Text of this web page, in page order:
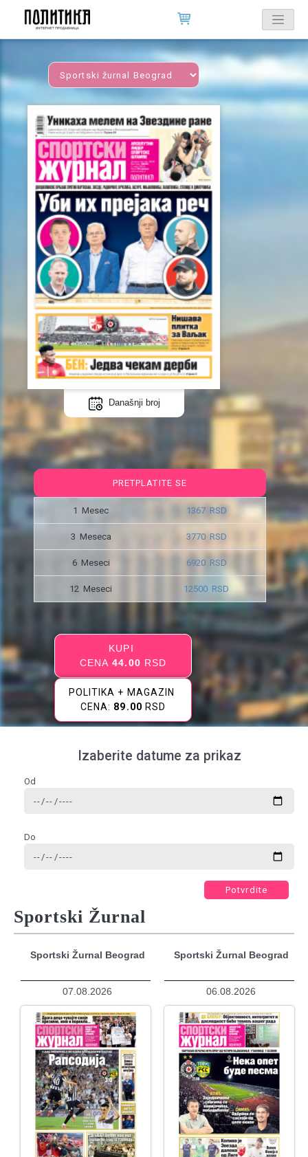
Današnji broj
PRETPLATITE SE
1 Mesec 1367 RSD
3 Meseca 3770 RSD
6 Meseci 6920 RSD
12 Meseci 12500 RSD
KUPI
CENA44.00 RSD
POLITIKA + MAGAZIN
CENA: 89.00 RSD
Izaberite datume za prikaz
Od
Do
Potvrdite
Sportski Žurnal
Sportski Žurnal Beograd
07.08.2026
Sportski Žurnal Beograd
06.08.2026